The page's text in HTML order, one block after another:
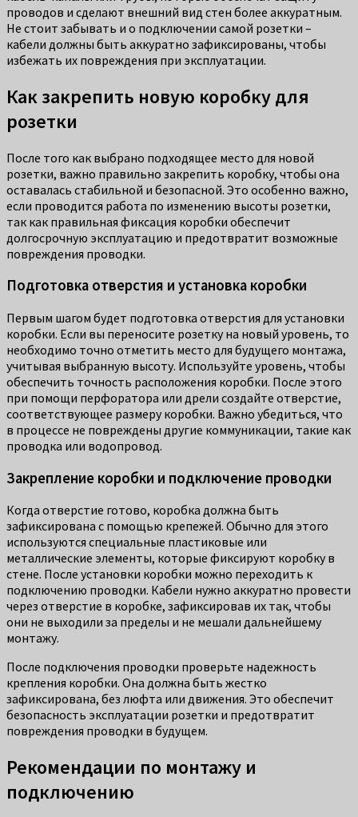
проводов и сделают внешний вид стен более аккуратным.
Не стоит забывать и о подключении самой розетки –
кабели должны быть аккуратно зафиксированы, чтобы
избежать их повреждения при эксплуатации.
Как закрепить новую коробку для
розетки
После того как выбрано подходящее место для новой
розетки, важно правильно закрепить коробку, чтобы она
оставалась стабильной и безопасной. Это особенно важно,
если проводится работа по изменению высоты розетки,
так как правильная фиксация коробки обеспечит
долгосрочную эксплуатацию и предотвратит возможные
повреждения проводки.
Подготовка отверстия и установка коробки
Первым шагом будет подготовка отверстия для установки
коробки. Если вы переносите розетку на новый уровень, то
необходимо точно отметить место для будущего монтажа,
учитывая выбранную высоту. Используйте уровень, чтобы
обеспечить точность расположения коробки. После этого
при помощи перфоратора или дрели создайте отверстие,
соответствующее размеру коробки. Важно убедиться, что
в процессе не повреждены другие коммуникации, такие как
проводка или водопровод.
Закрепление коробки и подключение проводки
Когда отверстие готово, коробка должна быть
зафиксирована с помощью крепежей. Обычно для этого
используются специальные пластиковые или
металлические элементы, которые фиксируют коробку в
стене. После установки коробки можно переходить к
подключению проводки. Кабели нужно аккуратно провести
через отверстие в коробке, зафиксировав их так, чтобы
они не выходили за пределы и не мешали дальнейшему
монтажу.
После подключения проводки проверьте надежность
крепления коробки. Она должна быть жестко
зафиксирована, без люфта или движения. Это обеспечит
безопасность эксплуатации розетки и предотвратит
повреждения проводки в будущем.
Рекомендации по монтажу и
подключению